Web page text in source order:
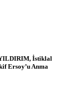
İstiklal
Ersoy’u Anma